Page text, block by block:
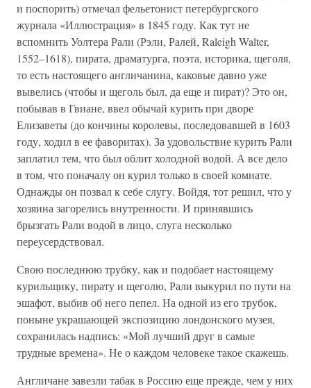
и поспорить) отмечал фельетонист петербургского
журнала «Иллюстрация» в 1845 году. Как тут не
вспомнить Уолтера Рали (Рэли, Ралей, Raleigh Walter,
1552–1618), пирата, драматурга, поэта, историка, щеголя,
то есть настоящего англичанина, каковые давно уже
вывелись (чтобы и щеголь был, да еще и пират)? Это он,
побывав в Гвиане, ввел обычай курить при дворе
Елизаветы (до кончины королевы, последовавшей в 1603
году, ходил в ее фаворитах). За удовольствие курить Рали
заплатил тем, что был облит холодной водой. А все дело
в том, что поначалу он курил только в своей комнате.
Однажды он позвал к себе слугу. Войдя, тот решил, что у
хозяина загорелись внутренности. И принявшись
брызгать Рали водой в лицо, слуга несколько
переусердствовал.
Свою последнюю трубку, как и подобает настоящему
курильщику, пирату и щеголю, Рали выкурил по пути на
эшафот, выбив об него пепел. На одной из его трубок,
поныне украшающей экспозицию лондонского музея,
сохранилась надпись: «Мой лучший друг в самые
трудные времена». Не о каждом человеке такое скажешь.
Англичане завезли табак в Россию еще прежде, чем у них